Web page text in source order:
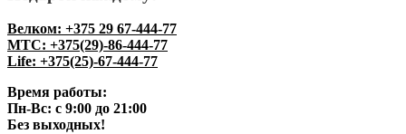
Велком: +375 29 67-444-77
МТС: +375(29)-86-444-77
Life: +375(25)-67-444-77
Время работы:
Пн-Вс: с 9:00 до 21:00
Без выходных!